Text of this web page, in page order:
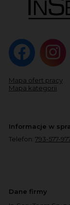
Mapa ofert pracy
Mapa kategorii
Informacje w
Telefon: 793-577-
Dane firmy